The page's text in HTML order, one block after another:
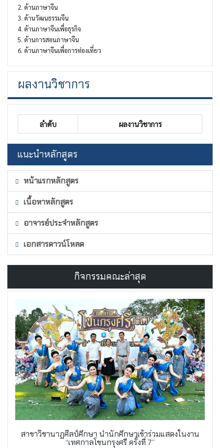
2. ด้านภาษาจีน
3. ด้านวัฒนธรรมจีน
4. ด้านภาษาจีนเพื่อธุรกิจ
5. ด้านการสอนภาษาจีน
6. ด้านภาษาจีนเพื่อการท่องเที่ยว
ผลงานวิชาการ
ลำดับ ผลงานวิชาการ
แนะนำหลักสูตร
หน้าแรกหลักสูตร
เนื้อหาหลักสูตร
อาจารย์ประจำหลักสูตร
เอกสารดาวน์โหลด
กิจกรรมคณะล่าสุด
สาขาวิชานาฏศิลป์ศึกษา นำนักศึกษาเข้าร่วมแสดงในงาน
“เทศกาลโขนกรุงศรี ครั้งที่ 7”